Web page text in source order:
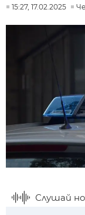
15:27, 17.02.2025
Слушай